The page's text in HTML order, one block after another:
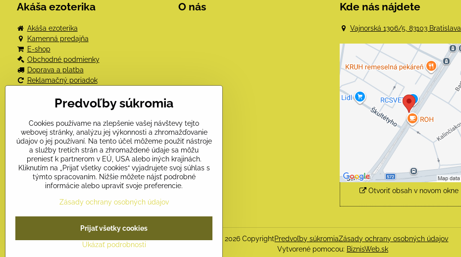
Akáša ezoterika
Akáša ezoterika
Kamenná predajňa
E-shop
Obchodné podmienky
Doprava a platba
Reklamačný poriadok
Ochrana osobných údajov
Kontakt
O nás Kde nás nájdete
Vajnorská 1306/5, 83103 Bratislava
Externý obsah je
blokovaný Voľbami
súkromia
Prajete si načítať externý obsah?
Povoliť tentokrát
Povoliť a zapamätať - súhlas
s druhom cookie: Funkčné
Otvoriť obsah v novom okne
©2026 CopyrightPredvoľby súkromiaZásady ochrany osobných údajov
Vytvorené pomocou: BiznisWeb.sk
Predvoľby súkromia
Cookies používame na zlepšenie vašej návštevy tejto
webovej stránky, analýzu jej výkonnosti a zhromažďovanie
údajov o jej používaní. Na tento účel môžeme použiť nástroje
a služby tretích strán a zhromaždené údaje sa môžu
preniesť k partnerom v EÚ, USA alebo iných krajinách.
Kliknutím na „Prijať všetky cookies“ vyjadrujete svoj súhlas s
týmto spracovaním. Nižšie môžete nájsť podrobné
informácie alebo upraviť svoje preferencie.
Zásady ochrany osobných údajov
Ukázať podrobnosti
Prijať všetky cookies